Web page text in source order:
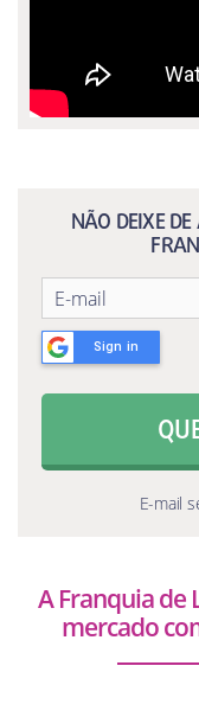
NÃO DEIXE
Sign in
E-mail
A Franquia de
mercado